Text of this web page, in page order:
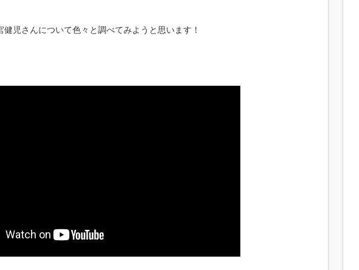
健児さんについて色々と調べてみようと思います！